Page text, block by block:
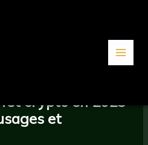
crypto en 2025
et